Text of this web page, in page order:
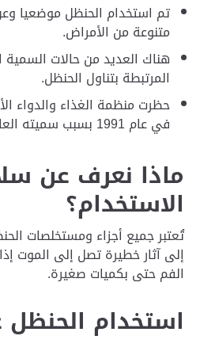
تم استخدام الحنظل موضعيا
متنوعة من الأمراض.
هناك العديد من حالات السمية
المرتبطة بتناول الحنظل.
حظرت منظمة الغذاء والدواء
في عام 1991 بسبب سميته العالية.
ماذا نعرف عن
الاستخدام؟
تُعتبر جميع أجزاء ومستخلصات
إلى آثار خطيرة تصل إلى الموت
الفم حتى بكميات صغيرة.
استخدام